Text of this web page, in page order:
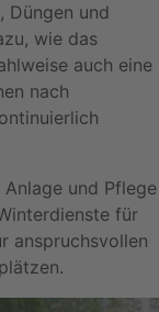
Düngen und
wie das
auch eine
nach
und Pflege
für
anspruchsvollen